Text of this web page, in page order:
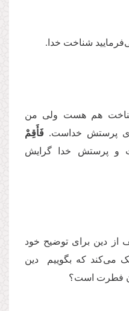
شناخت خدا.
شناخت هم هست ولی من
پرستش خداست. فَأَقِمْ
و پرستش خدا گرایش
از دین برای توضیح خود
می‌کند که بگوییم دین
فطرت است؟